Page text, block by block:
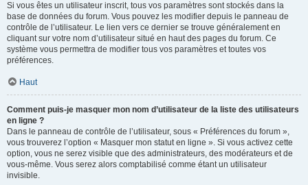
Si vous êtes un utilisateur inscrit, tous vos paramètres sont stockés dans la
base de données du forum. Vous pouvez les modifier depuis le panneau de
contrôle de l’utilisateur. Le lien vers ce dernier se trouve généralement en
cliquant sur votre nom d’utilisateur situé en haut des pages du forum. Ce
système vous permettra de modifier tous vos paramètres et toutes vos
préférences.
Haut
Comment puis-je masquer mon nom d’utilisateur de la liste des utilisateurs
en ligne ?
Dans le panneau de contrôle de l’utilisateur, sous « Préférences du forum »,
vous trouverez l’option « Masquer mon statut en ligne ». Si vous activez cette
option, vous ne serez visible que des administrateurs, des modérateurs et de
vous-même. Vous serez alors comptabilisé comme étant un utilisateur
invisible.